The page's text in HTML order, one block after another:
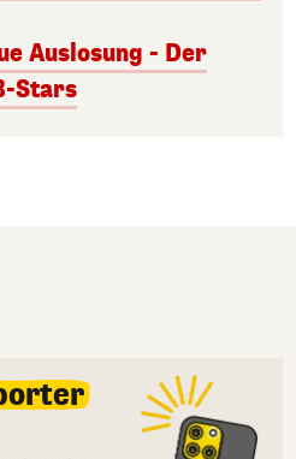
Auslosung - Der
Stars